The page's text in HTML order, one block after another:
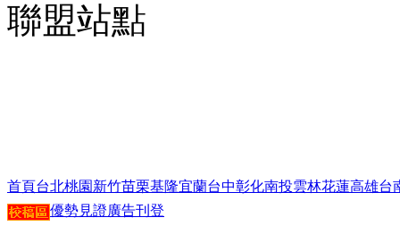
聯盟站點
首頁台北桃園 新竹苗栗基隆宜蘭台中彰化南投雲林花蓮高雄台
優勢見證廣告刊登